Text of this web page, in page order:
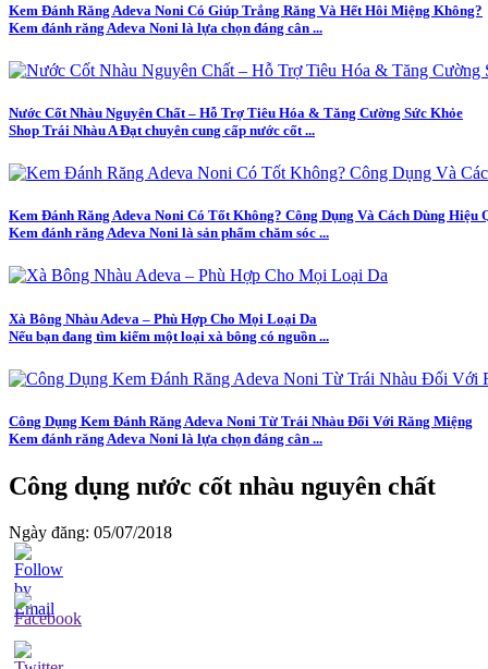
Kem Đánh Răng Adeva Noni Có Giúp Trắng Răng Và Hết Hôi Miệng Không?
Kem đánh răng Adeva Noni là lựa chọn đáng cân ...
Nước Cốt Nhàu Nguyên Chất – Hỗ Trợ Tiêu Hóa & Tăng Cường Sức Khỏe
Shop Trái Nhàu A Đạt chuyên cung cấp nước cốt ...
Kem Đánh Răng Adeva Noni Có Tốt Không? Công Dụng Và Cách Dùng Hiệu
Kem đánh răng Adeva Noni là sản phẩm chăm sóc ...
Xà Bông Nhàu Adeva – Phù Hợp Cho Mọi Loại Da
Nếu bạn đang tìm kiếm một loại xà bông có nguồn ...
Công Dụng Kem Đánh Răng Adeva Noni Từ Trái Nhàu Đối Với Răng Miệng
Kem đánh răng Adeva Noni là lựa chọn đáng cân ...
Công dụng nước cốt nhàu nguyên chất
Ngày đăng: 05/07/2018